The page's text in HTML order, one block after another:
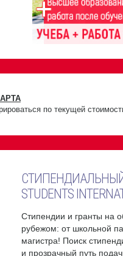
по текущей
STUDENTS
Стипендии и гранты на
рубежом: от школьной
магистра! Поиск
и прозрачный путь